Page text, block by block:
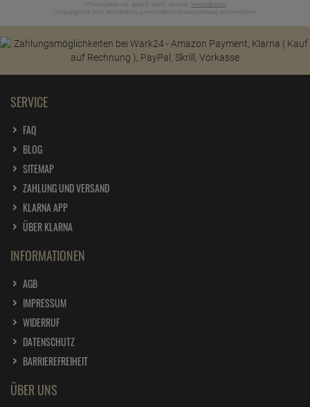
* Preisangaben inkl. gesetzl. MwSt. und zzgl. Versandkosten
Ursprünglicher Preis des Händlers, Unverbindliche Preisempfehlung des Herstellers
SERVICE
FAQ
BLOG
SITEMAP
ZAHLUNG UND VERSAND
KLARNA APP
ÜBER KLARNA
INFORMATIONEN
AGB
IMPRESSUM
WIDERRUF
DATENSCHUTZ
BARRIEREFREIHEIT
ÜBER UNS